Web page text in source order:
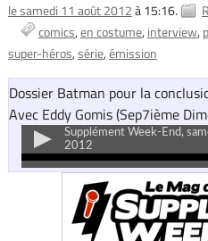
le samedi 11 août 2012à 15:16.
comics en costume interview
super-héros série émission
Dossier Batman pour la
Avec Eddy Gomis (Sep7ième